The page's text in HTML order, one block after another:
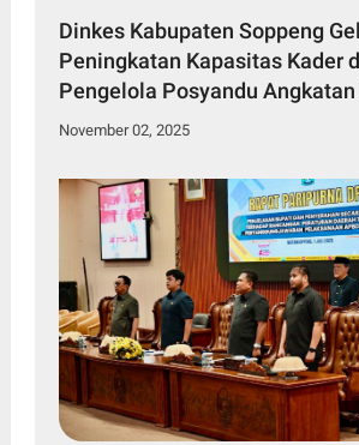
Dinkes Kabupaten Soppeng
Peningkatan Kapasitas Kader
Pengelola Posyandu Angkatan
November 02, 2025